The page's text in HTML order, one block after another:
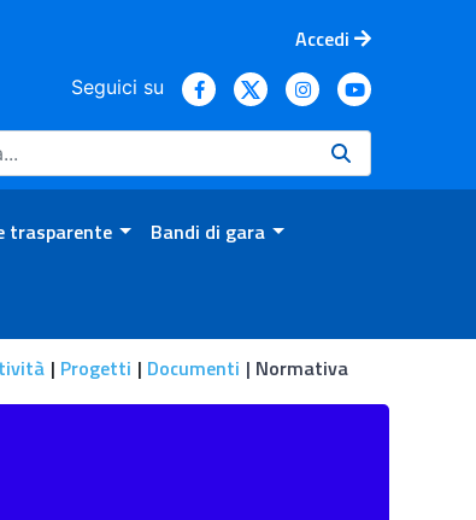
Accedi
Seguici su
trasparente Bandi di gara
Progetti Documenti Normativa